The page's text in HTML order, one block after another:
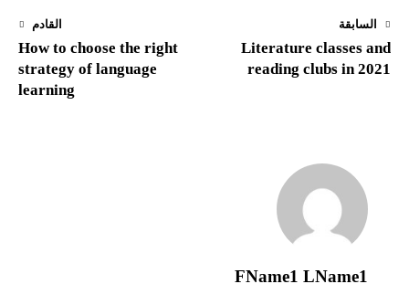
السابقة
Literature classes and
reading clubs in 2021
القادم
How to choose the right
strategy of language
learning
FName1 LName1